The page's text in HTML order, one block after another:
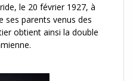
le 20 février 1927, à
ses parents venus des
obtient ainsi la double